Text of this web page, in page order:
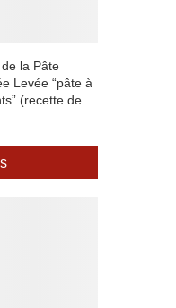
la Pâte
Levée “pâte à
(recette de